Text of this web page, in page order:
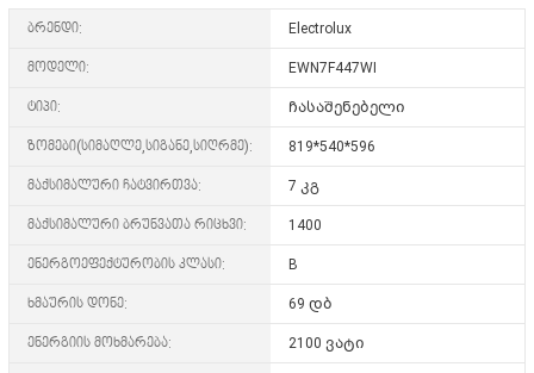
ბრენდი: Electrolux
მოდელი: EWN7F447WI
ტიპი: ჩასაშენებელი
ზომები(სიმაღლე,სიგანე,სიღრმე): 819*540*596
მაქსიმალური ჩატვირთვა: 7 კგ
მაქსიმალური ბრუნვათა რიცხვი: 1400
ენერგოეფექტურობის კლასი: B
ხმაურის დონე: 69 დბ
ენერგიის მოხმარება: 2100 ვატი